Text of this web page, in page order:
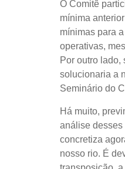
O Comitê
mínima
mínimas para
operativas,
Por outro
solucionaria a
Seminário do
Há muito,
análise desses
concretiza
nosso rio. É